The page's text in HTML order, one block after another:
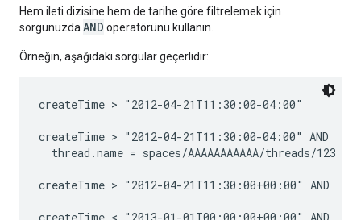
Hem ileti dizisine hem de tarihe göre filtrelemek için
sorgunuzda AND operatörünü kullanın.
Örneğin, aşağıdaki sorgular geçerlidir:
createTime > "2012-04-21T11:30:00-04:00"
createTime > "2012-04-21T11:30:00-04:00" AND
  thread.name = spaces/AAAAAAAAAAA/threads/123
createTime > "2012-04-21T11:30:00+00:00" AND